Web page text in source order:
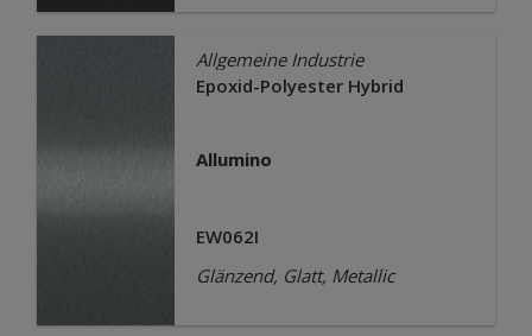
Allgemeine Industrie
Epoxid-Polyester Hybrid
Allumino
EW062I
Glänzend, Glatt, Metallic